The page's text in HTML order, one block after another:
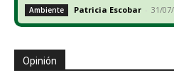
Ambiente Patricia Escobar - 31/
Opinión